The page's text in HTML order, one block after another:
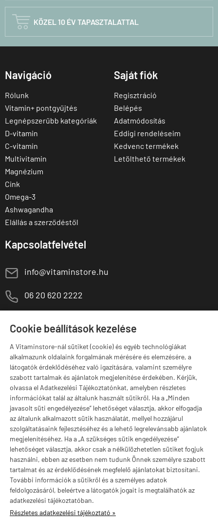
Cookie beállítások kezelése
A Vitaminstore-nál sütiket (cookie) és egyéb technológiákat
alkalmazunk oldalaink forgalmának mérésére és elemzésére, a
látogatók érdeklődéséhez való igazítására, valamint személyre
szabott tartalmak és ajánlatok megjelenítése érdekében. Kérjük,
olvassa el Adatkezelési Tájékoztatónkat, amelyben részletes
információkat talál az általunk használt sütikről. Ha a „Minden
javasolt süti engedélyezése” lehetőséget választja, akkor elfogadja
az általunk alkalmazott sütik használatát, mellyel hozzájárul
szolgáltatásaink fejlesztéséhez és a lehető legrelevánsabb ajánlatok
megjelenítéséhez. Ha a „A szükséges sütik engedélyezése”
lehetőséget választja, akkor csak a nélkülözhetetlen sütiket fogjuk
használni, ebben az esetben nem tudunk Önnek személyre szabott
tartalmat és az érdeklődésének megfelelő ajánlatokat biztosítani.
További információk a sütikről és a személyes adatok
feldolgozásáról, beleértve a látogatók jogait is megtalálhatók az
adatkezelési tájékoztatóban.
Részletes adatkezelési tájékoztató »
 KÖZEL 10 ÉV TAPASZTALATTAL
Navigáció
Rólunk
Vitamin+ pontgyűjtés
Legnépszerűbb kategóriák
D-vitamin
C-vitamin
Multivitamin
Magnézium
Cink
Omega-3
Ashwagandha
Elállás a szerződéstől
Saját fiók
Regisztráció
Belépés
Adatmódosítás
Eddigi rendeléseim
Kedvenc termékek
Letölthető termékek
Kapcsolatfelvétel
E info@vitaminstore.hu
M 06 20 620 2222
Szugló u. 83-85.
Márkák
Valuta választás
vitaminstore.hu -Vitaminstore / Gymstore Hungary